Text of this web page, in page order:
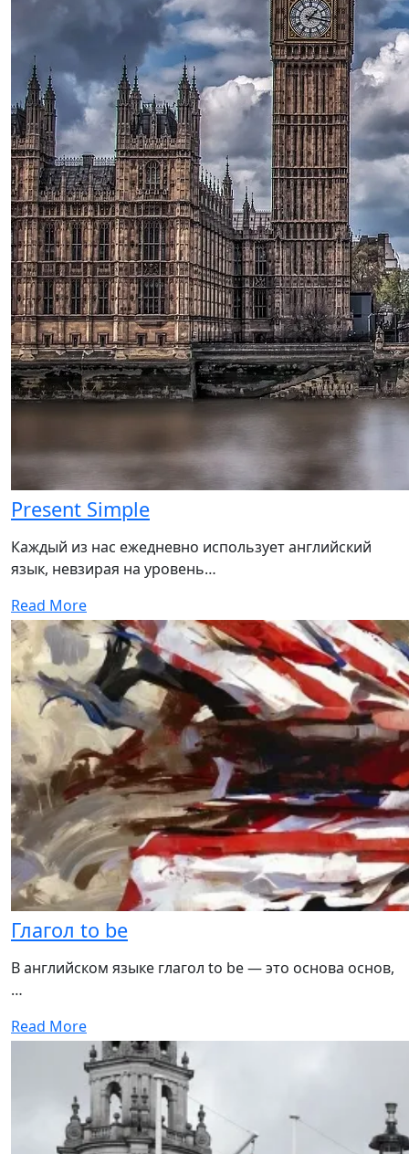
Present Simple
Каждый из нас ежедневно использует английский
язык, невзирая на уровень…
Read More
Глагол to be
В английском языке глагол to be — это основа основ,
…
Read More